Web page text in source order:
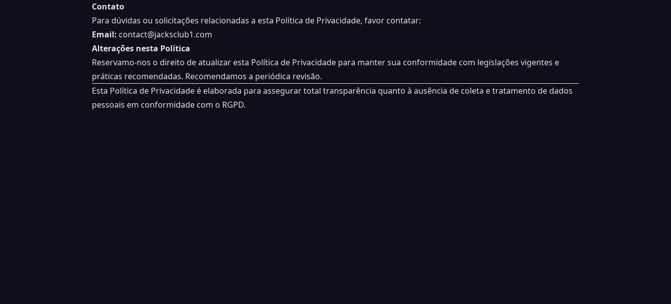
Contato
Para dúvidas ou solicitações relacionadas a esta Política de Privacidade, favor contatar:
Email: contact@jacksclub1.com
Alterações nesta Política
Reservamo-nos o direito de atualizar esta Política de Privacidade para manter sua conformidade com legislações vigentes e
práticas recomendadas. Recomendamos a periódica revisão.
Esta Política de Privacidade é elaborada para assegurar total transparência quanto à ausência de coleta e tratamento de dados
pessoais em conformidade com o RGPD.